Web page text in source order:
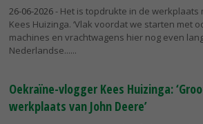
26-06-2026- Het is topdrukte in de werkplaats
Kees Huizinga. ‘Vlak voordat we starten met
machines en vrachtwagens hier nog even
Nederlandse...
Oekraïne-vlogger Kees Huizinga:
werkplaats van John Deere’